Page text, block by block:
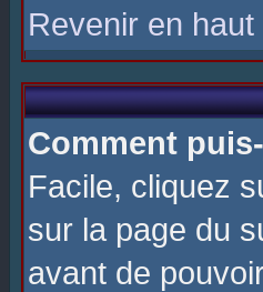
Revenir en haut
Comment
Facile, cliquez
sur la page du
avant de